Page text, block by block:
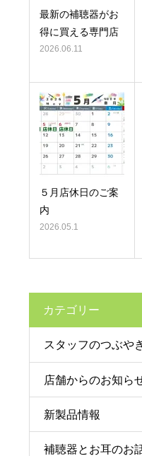
最新の補聴器がお
得に買える専門店
2026.06.11
５月店休日のご案
内
2026.05.1
カテゴリー
スタッフのつぶや
店舗からのお知ら
新製品情報
補聴器とお耳のお